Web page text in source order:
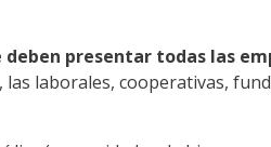
presentar todas las
laborales, cooperativas,